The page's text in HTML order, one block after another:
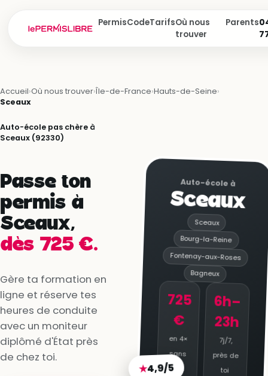
PermisCodeTarifsOù nous
trouver
Parents
Accueil›Où nous trouver›Île-de-France›Hauts-de-Seine›
Sceaux
Auto-école pas chère à
Sceaux (92330)
Passe ton
permis à
Sceaux,
dès 725 €.
Gère ta formation en
ligne et réserve tes
heures de conduite
avec un moniteur
diplômé d'État près
de chez toi.
Auto-école à
Sceaux
Sceaux
Bourg-la-Reine
Fontenay-aux-Roses
Bagneux
725
€
en 4×
sans
frais
6h–
23h
7j/7,
près de
toi
★4,9/5